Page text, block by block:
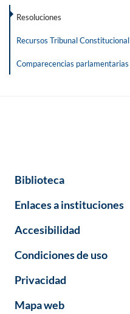
Resoluciones
Recursos Tribunal Constitucional
Comparecencias parlamentarias
Biblioteca
Enlaces a instituciones
Accesibilidad
Condiciones de uso
Privacidad
Mapa web